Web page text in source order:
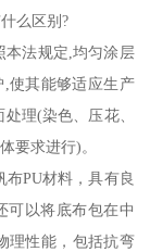
么区别?
本法规定,均匀涂层
使其能够适应生产
理(染色、压花、
要求进行)。
布PU材料，具有良
可以将底布包在中
理性能，包括抗弯